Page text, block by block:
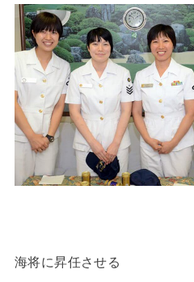
海将に昇任させる